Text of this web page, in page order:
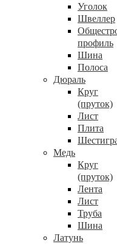
Уголок
Швеллер
профиль
Шина
Полоса
Дюраль
Круг
(пруток)
Лист
Плита
Медь
Круг
(пруток)
Лента
Лист
Труба
Шина
Латунь